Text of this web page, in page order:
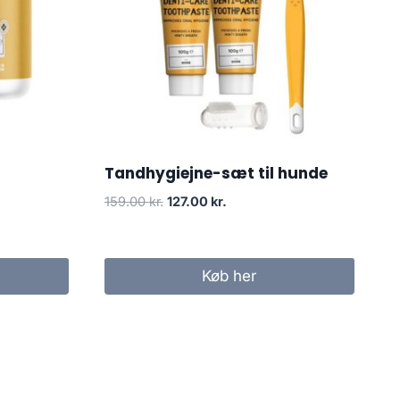
Tandhygiejne-sæt til hunde
159.00kr. Den
var:
159.00 kr..
127.00 kr.Den
er:
127.00 kr..
Køb her